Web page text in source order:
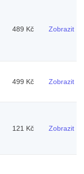
489 Kč Zobrazit
499 Kč Zobrazit
121 Kč Zobrazit